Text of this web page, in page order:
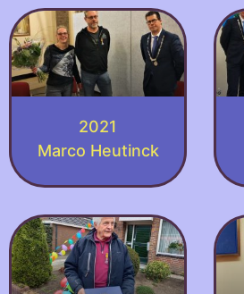
2021
Marco Heutinck